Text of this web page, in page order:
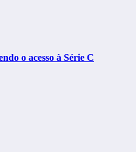
o acesso à Série C